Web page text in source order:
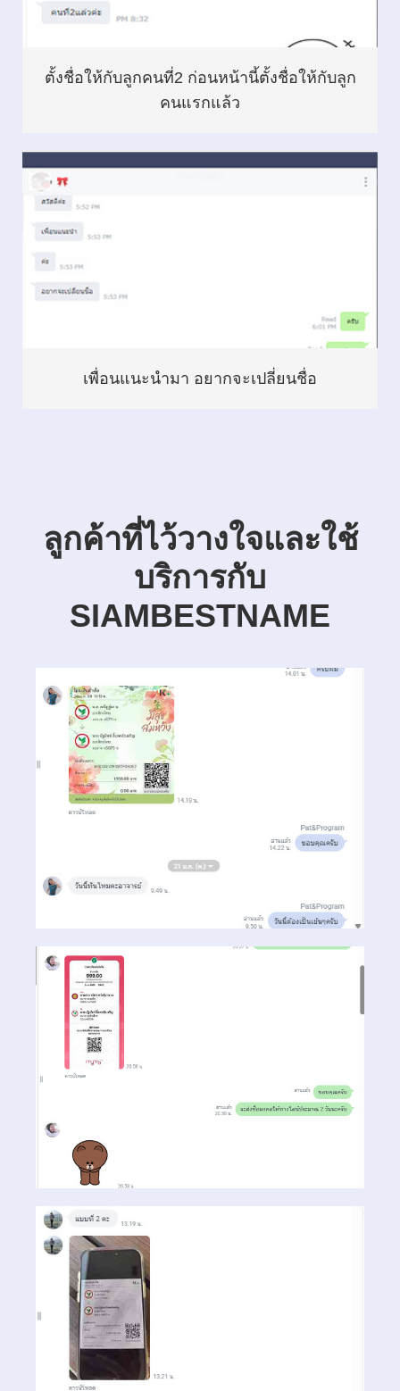
ตั้งชื่อให้กับลูกคนที่2 ก่อนหน้านี้ตั้งชื่อให้กับลูก
คนแรกแล้ว
เพื่อนแนะนำมา อยากจะเปลี่ยนชื่อ
ลูกค้าที่ไว้วางใจและใช้
บริการกับ
SIAMBESTNAME